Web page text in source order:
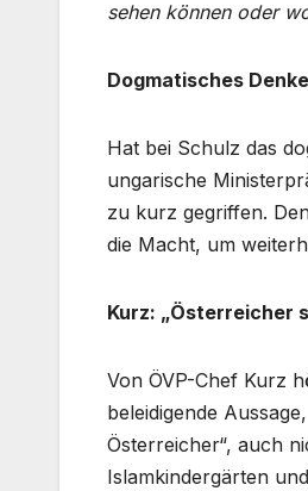
sehen können oder
Dogmatisches
Hat bei Schulz das
ungarische
zu kurz gegriffen.
die Macht, um
Kurz: „Österreicher
Von ÖVP-Chef Kurz
beleidigende
Österreicher“, auch
Islamkindergärten